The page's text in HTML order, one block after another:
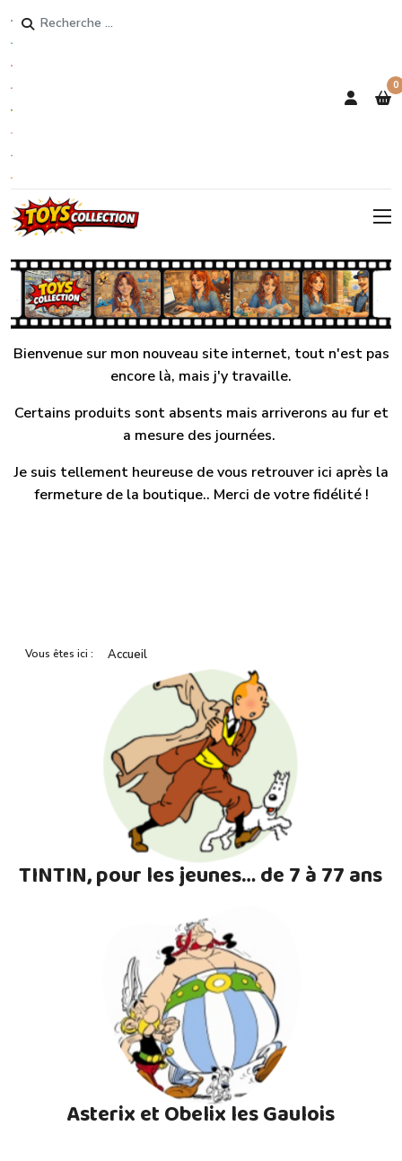
Rechercher
0
Bienvenue sur mon nouveau site internet, tout n'est pas
encore là, mais j'y travaille.
Certains produits sont absents mais arriverons au fur et
a mesure des journées.
Je suis tellement heureuse de vous retrouver ici après la
fermeture de la boutique.. Merci de votre fidélité !
Vous êtes ici : Accueil
TINTIN, pour les jeunes… de 7 à 77 ans
Asterix et Obelix les Gaulois